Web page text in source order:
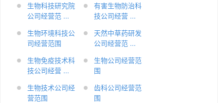
生物科技研究院
公司经营范 ...
有害生物防治科
技公司经营 ...
生物环境科技公
司经营范围
天然中草药研发
公司经营范 ...
生物免疫技术科
技公司经营 ...
生物公司经营范
围
生物技术公司经
营范围
齿科公司经营范
围